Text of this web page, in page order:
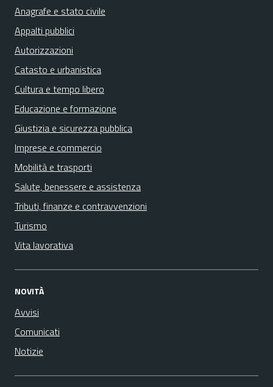
Anagrafe e stato civile
Appalti pubblici
Autorizzazioni
Catasto e urbanistica
Cultura e tempo libero
Educazione e formazione
Giustizia e sicurezza pubblica
Imprese e commercio
Mobilità e trasporti
Salute, benessere e assistenza
Tributi, finanze e contravvenzioni
Turismo
Vita lavorativa
NOVITÀ
Avvisi
Comunicati
Notizie